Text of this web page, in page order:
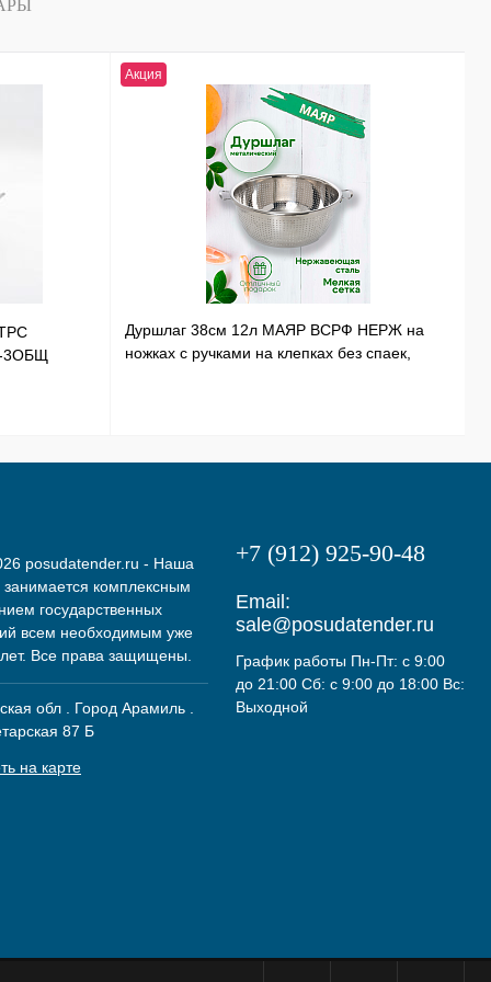
3ОБЩ
Акция
Дуршлаг 38см 12л МАЯР ВСРФ НЕРЖ на
ножках с ручками на клепках без спаек,
posudatender.ru - Наша
комплексным
государственных
всем необходимым уже
Все права защищены.
обл . Город Арамиль .
87 Б
на карте
+7 (912) 925-90-48
Email:
sale@posudatender.ru
График работы Пн-Пт: с 9:00
до 21:00 Сб: с 9:00 до 18:00 Вс:
Выходной